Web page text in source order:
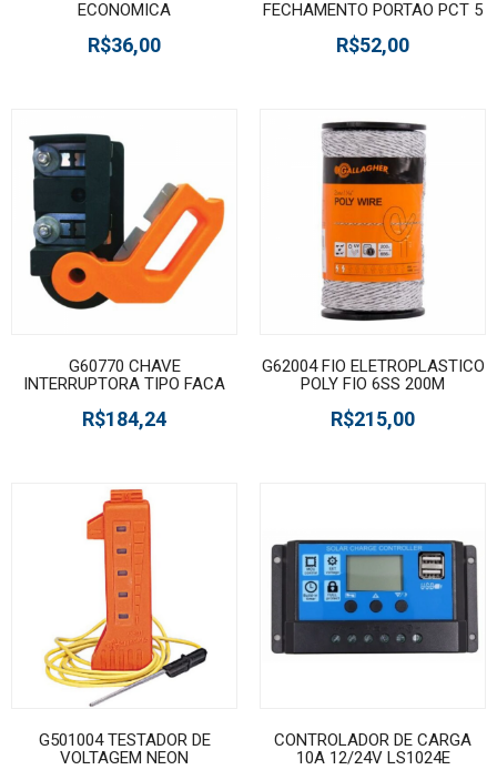
ECONOMICA
R$36,00
FECHAMENTO PORTAO PCT 5
R$52,00
G60770 CHAVE
INTERRUPTORA TIPO FACA
R$184,24
G62004 FIO ELETROPLASTICO
POLY FIO 6SS 200M
R$215,00
G501004 TESTADOR DE
VOLTAGEM NEON
CONTROLADOR DE CARGA
10A 12/24V LS1024E